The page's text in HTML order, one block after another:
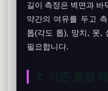
길이 측정은 벽면과 바
약간의 여유를 두고
톱(각도 톱), 망치, 못,
필요합니다.